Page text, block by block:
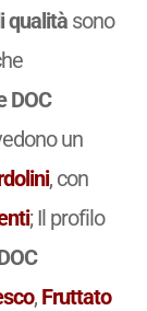
qualitàsono
DOC
un
, con
; Il profilo
, Fruttato